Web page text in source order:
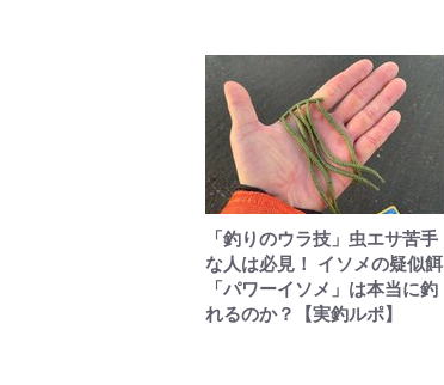
「釣りのウラ技」虫エサ苦手
な人は必見！ イソメの疑似餌
「パワーイソメ」は本当に釣
れるのか？【実釣ルポ】